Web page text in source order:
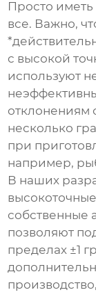
Просто
все. Важно,
с высокой
используют
отклонениям
несколько
при
например,
В наших
собственные
позволяют
пределах ±1